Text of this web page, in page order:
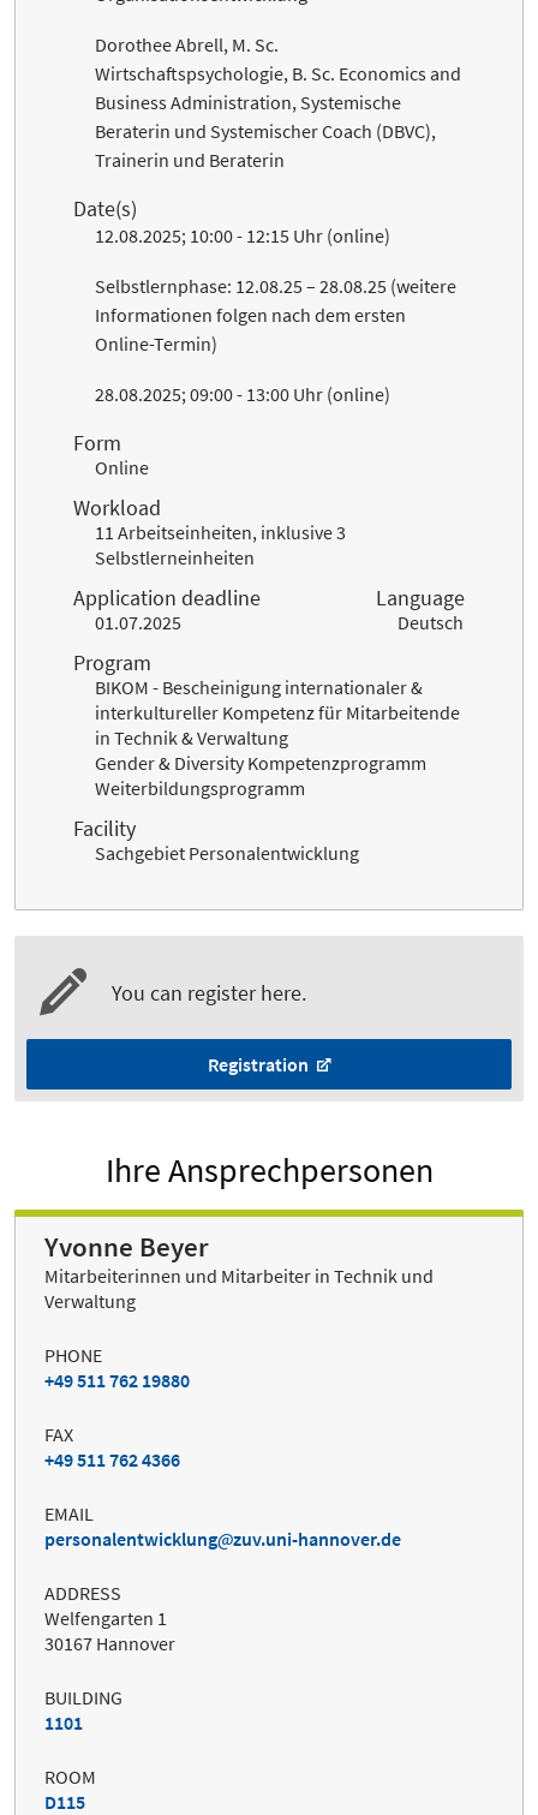
Dorothee Abrell, M. Sc.
Wirtschaftspsychologie, B. Sc. Economics and
Business Administration, Systemische
Beraterin und Systemischer Coach (DBVC),
Trainerin und Beraterin
Date(s)
12.08.2025; 10:00 - 12:15 Uhr (online)
Selbstlernphase: 12.08.25– 28.08.25 (weitere
Informationen folgen nach dem ersten
Online-Termin)
28.08.2025; 09:00 - 13:00 Uhr (online)
Form
Online
Workload
11 Arbeitseinheiten, inklusive 3
Selbstlerneinheiten
Application deadline
01.07.2025
Language
Deutsch
Program
BIKOM - Bescheinigung internationaler &
interkultureller Kompetenz für Mitarbeitende
in Technik & Verwaltung
Gender & Diversity Kompetenzprogramm
Weiterbildungsprogramm
Facility
Sachgebiet Personalentwicklung
You can register here.
Registration
Ihre Ansprechpersonen
Yvonne Beyer
Mitarbeiterinnen und Mitarbeiter in Technik und
Verwaltung
PHONE
+49 511 762 19880
FAX
+49 511 762 4366
EMAIL
personalentwicklung
zuv.uni-hannover.de
ADDRESS
Welfengarten 1
30167 Hannover
BUILDING
1101
ROOM
D115